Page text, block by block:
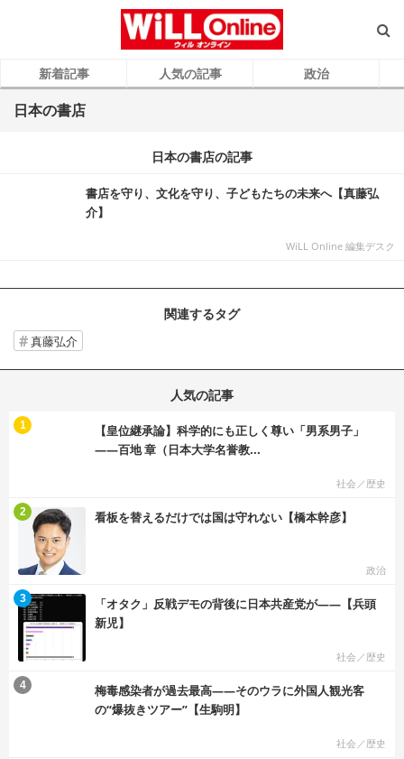
新着記事 人気の記事 政治
日本の書店
日本の書店の記事
書店を守り、文化を守り、子どもたちの未来へ【真藤弘
介】
WiLL Online 編集デスク
関連するタグ
真藤弘介
人気の記事
【皇位継承論】科学的にも正しく尊い「男系男子」
――百地 章（日本大学名誉教...
社会／歴史
1
看板を替えるだけでは国は守れない【橋本幹彦】
政治
2
「オタク」反戦デモの背後に日本共産党が――【兵頭
新児】
社会／歴史
3
梅毒感染者が過去最高――そのウラに外国人観光客
の“爆抜きツアー”【生駒明】
社会／歴史
4